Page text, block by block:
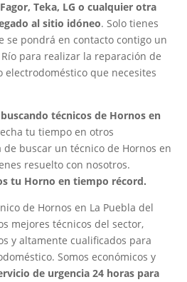
Teka, LG o cualquier otra
al sitio idóneo. Solo tienes
se pondrá en contacto contigo un
para realizar la reparación de
que necesites
técnicos de Hornos en
tu tiempo en otros
buscar un técnico de Hornos en
resuelto con nosotros.
tu Horno en tiempo récord.
de Hornos en La Puebla del
mejores técnicos del sector,
y altamente cualificados para
Somos económicos y
de urgencia 24 horas para